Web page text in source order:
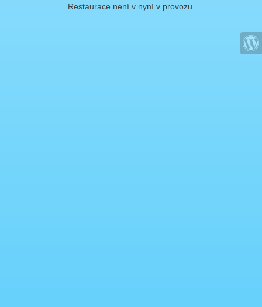
Restaurace není v nyní v provozu.